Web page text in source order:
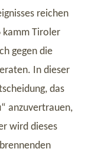
reichen
kamm Tiroler
gegen die
In dieser
das
anzuvertrauen,
wird dieses